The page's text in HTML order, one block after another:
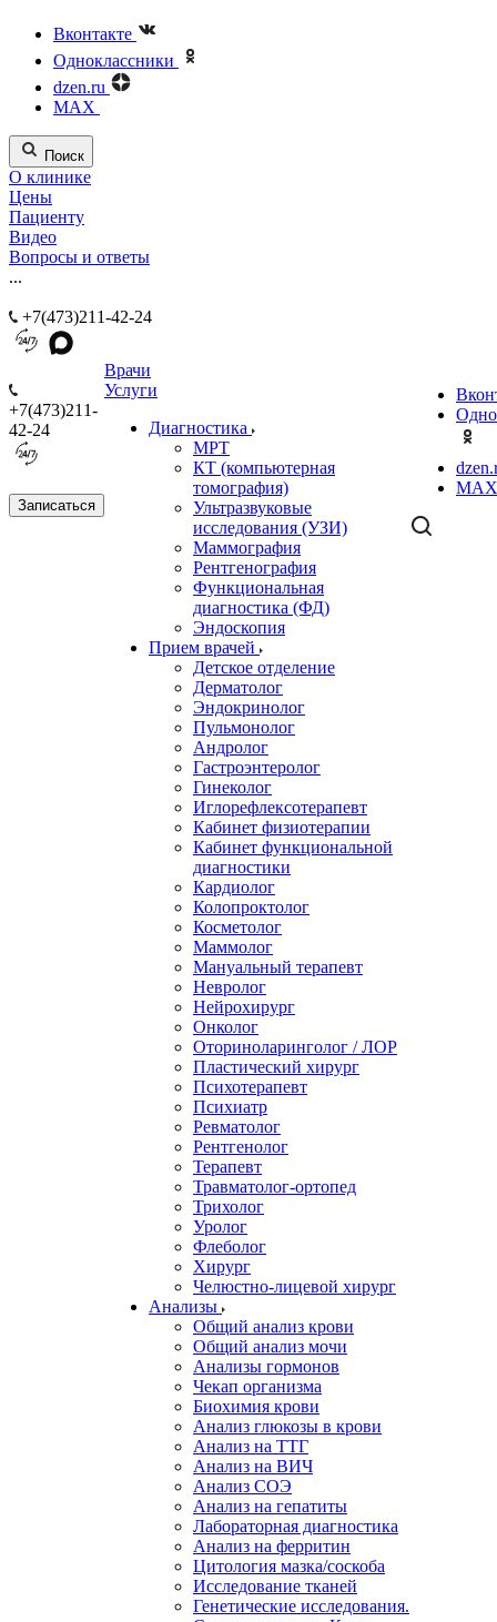
Вконтакте
Одноклассники
dzen.ru
MAX
Поиск
О клинике
Цены
Пациенту
Видео
Вопросы и ответы
...
+7(473)211-42-24
+7(473)211-
42-24
Записаться
Врачи
Услуги
Диагностика
МРТ
КТ (компьютерная
томография)
Ультразвуковые
исследования (УЗИ)
Маммография
Рентгенография
Функциональная
диагностика (ФД)
Эндоскопия
Прием врачей
Детское отделение
Дерматолог
Эндокринолог
Пульмонолог
Андролог
Гастроэнтеролог
Гинеколог
Иглорефлексотерапевт
Кабинет физиотерапии
Кабинет функциональной
диагностики
Кардиолог
Колопроктолог
Косметолог
Маммолог
Мануальный терапевт
Невролог
Нейрохирург
Онколог
Оториноларинголог / ЛОР
Пластический хирург
Психотерапевт
Психиатр
Ревматолог
Рентгенолог
Терапевт
Травматолог-ортопед
Трихолог
Уролог
Флеболог
Хирург
Челюстно-лицевой хирург
Анализы
Общий анализ крови
Общий анализ мочи
Анализы гормонов
Чекап организма
Биохимия крови
Анализ глюкозы в крови
Анализ на ТТГ
Анализ на ВИЧ
Анализ СОЭ
Анализ на гепатиты
Лабораторная диагностика
Анализ на ферритин
Цитология мазка/соскоба
Исследование тканей
Генетические исследования.